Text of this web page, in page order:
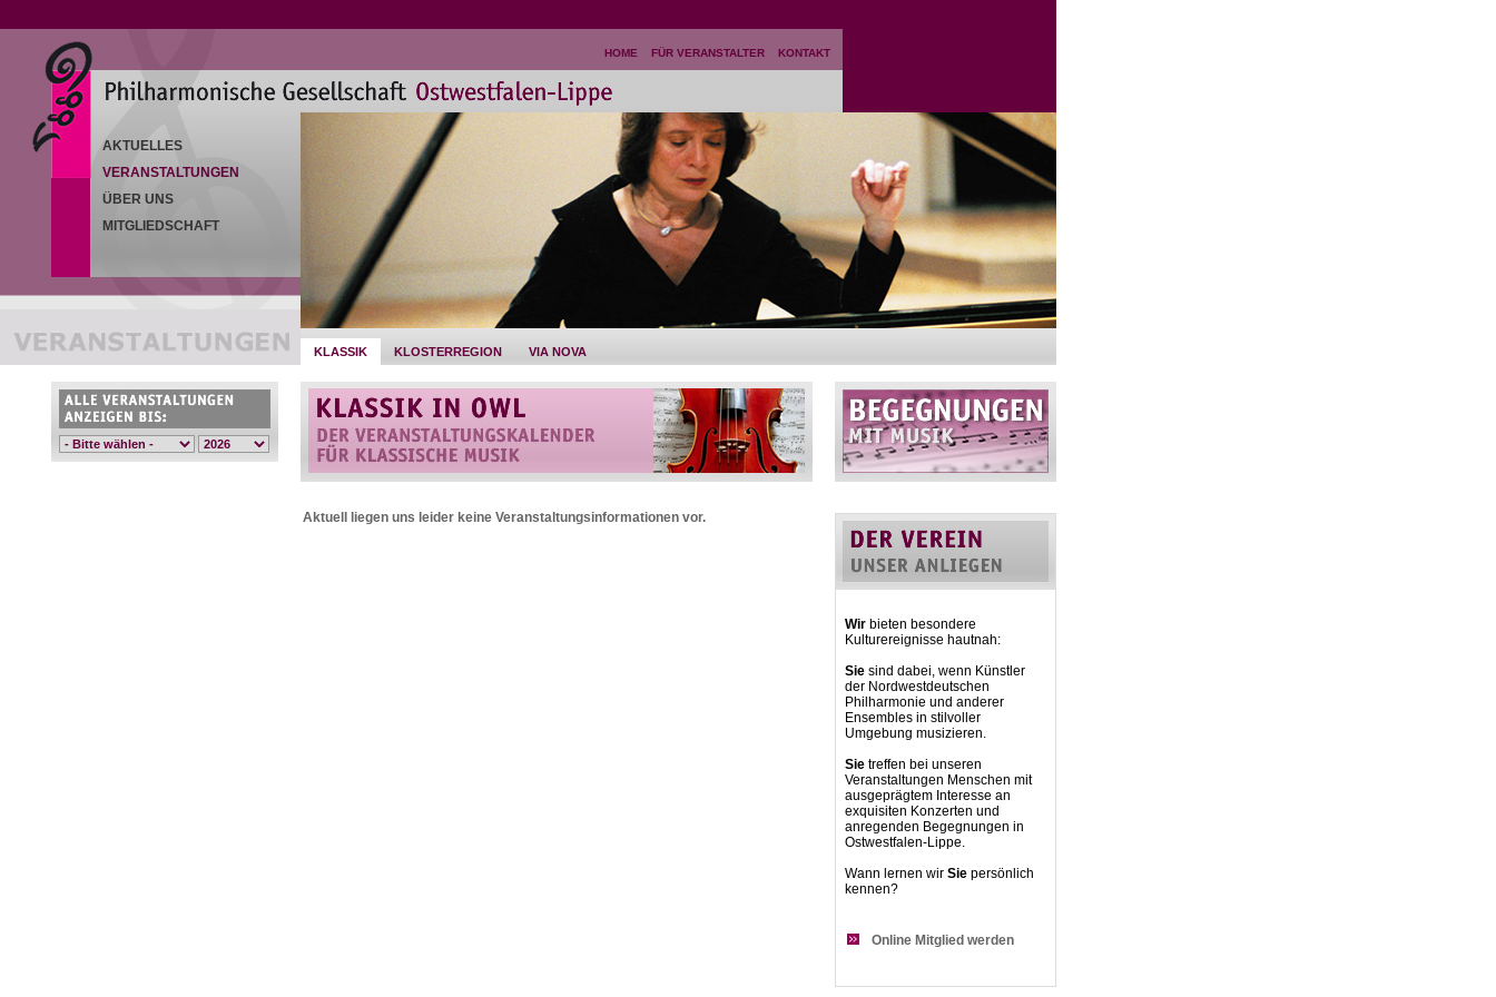
HOME FÜR VERANSTALTER KONTAKT
AKTUELLES
VERANSTALTUNGEN
ÜBER UNS
MITGLIEDSCHAFT
KLASSIK KLOSTERREGION VIA NOVA
Aktuell liegen uns leider keine Veranstaltungsinformationen vor.
Wir bieten besondere
Kulturereignisse hautnah:
Sie sind dabei, wenn Künstler
der Nordwestdeutschen
Philharmonie und anderer
Ensembles in stilvoller
Umgebung musizieren.
Sie treffen bei unseren
Veranstaltungen Menschen mit
ausgeprägtem Interesse an
exquisiten Konzerten und
anregenden Begegnungen in
Ostwestfalen-Lippe.
Wann lernen wir Sie persönlich
kennen?
Online Mitglied werden